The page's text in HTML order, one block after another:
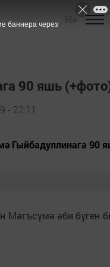
90 яшь
- 22:11
Гыйбадуллинага 90
әби бүген
баннера через